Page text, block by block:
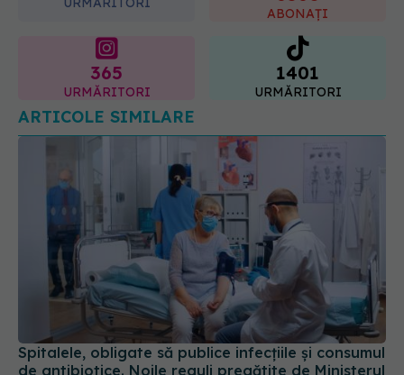
365
URMĂRITORI
1401
URMĂRITORI
ARTICOLE SIMILARE
Spitalele, obligate să publice infecțiile și consumul
de antibiotice. Noile reguli pregătite de Ministerul
Sănătății